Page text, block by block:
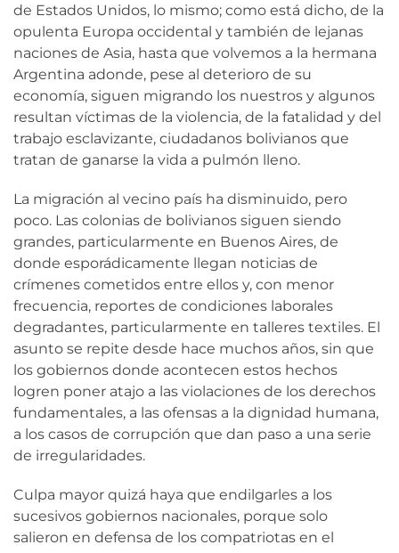
de Estados Unidos, lo mismo; como está dicho, de la
opulenta Europa occidental y también de lejanas
naciones de Asia, hasta que volvemos a la hermana
Argentina adonde, pese al deterioro de su
economía, siguen migrando los nuestros y algunos
resultan víctimas de la violencia, de la fatalidad y del
trabajo esclavizante, ciudadanos bolivianos que
tratan de ganarse la vida a pulmón lleno.
La migración al vecino país ha disminuido, pero
poco. Las colonias de bolivianos siguen siendo
grandes, particularmente en Buenos Aires, de
donde esporádicamente llegan noticias de
crímenes cometidos entre ellos y, con menor
frecuencia, reportes de condiciones laborales
degradantes, particularmente en talleres textiles. El
asunto se repite desde hace muchos años, sin que
los gobiernos donde acontecen estos hechos
logren poner atajo a las violaciones de los derechos
fundamentales, a las ofensas a la dignidad humana,
a los casos de corrupción que dan paso a una serie
de irregularidades.
Culpa mayor quizá haya que endilgarles a los
sucesivos gobiernos nacionales, porque solo
salieron en defensa de los compatriotas en el